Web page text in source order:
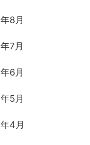
8月
7月
6月
5月
4月